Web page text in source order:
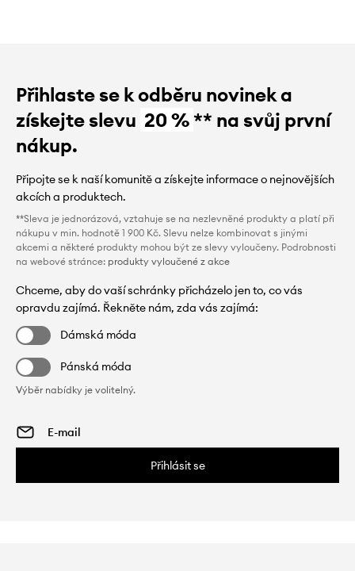
Přihlaste se k odběru novinek a
získejte slevu 20 %** na svůj první
nákup.
Připojte se k naší komunitě a získejte informace o nejnovějších
akcích a produktech.
**Sleva je jednorázová, vztahuje se na nezlevněné produkty a platí při
nákupu v min. hodnotě 1 900 Kč. Slevu nelze kombinovat s jinými
akcemi a některé produkty mohou být ze slevy vyloučeny. Podrobnosti
na webové stránce: produkty vyloučené z akce
Chceme, aby do vaší schránky přicházelo jen to, co vás
opravdu zajímá. Řekněte nám, zda vás zajímá:
Dámská móda
Pánská móda
Výběr nabídky je volitelný.
Přihlásit se